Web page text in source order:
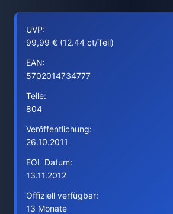
UVP:
99,99 € (12.44 ct/Teil)
EAN:
5702014734777
Teile:
804
Veröffentlichung:
26.10.2011
EOL Datum:
13.11.2012
Offiziell verfügbar:
13 Monate